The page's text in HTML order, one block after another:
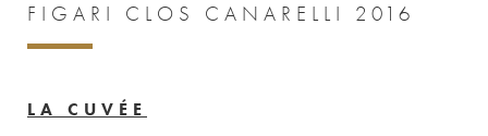
FIGARI CLOS CANARELLI 2016
LA CUVÉE